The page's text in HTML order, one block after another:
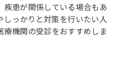
患が関係している場合もあ
しっかりと対策を行いたい人
機関の受診をおすすめしま